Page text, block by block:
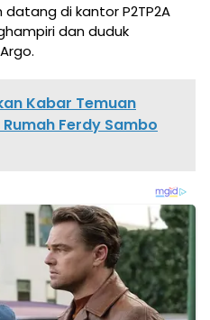
di kantor P2TP2A
dan duduk
Kabar Temuan
Ferdy Sambo